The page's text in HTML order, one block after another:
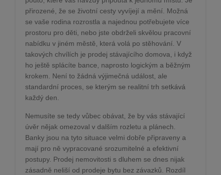
přirozené, že se životní cesty vyvíjejí a mění. Možná
se vaše rodina rozrostla a najednou potřebujete více
prostoru pro děti, nebo jste obdrželi skvělou pracovní
nabídku v jiném městě, která volá po stěhování. V
takových chvílích je prodej stávajícího domova, i když
ho ještě splácíte bance, naprosto logickým a běžným
krokem. Není to žádná výjimečná událost, ale
standardní proces, se kterým se realitní trh setkává
každý den.
Nemusíte se tedy vůbec obávat, že by vás stávající
úvěr nějak omezoval v dalším rozletu a plánech.
Banky jsou na tyto situace velmi dobře připraveny a
mají pro ně vypracované srozumitelné a efektivní
postupy. Prodej nemovitosti s dluhem se dnes nijak
zásadně neliší od prodeje bytu bez závazků. Rozdíl